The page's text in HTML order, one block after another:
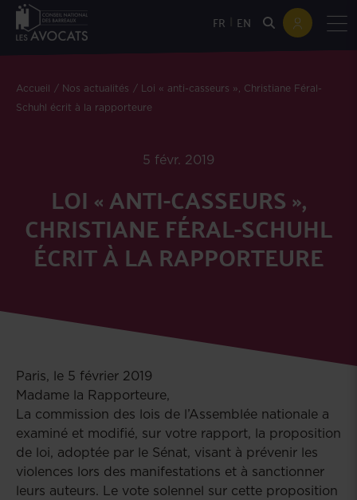
FR EN
Accueil Nos actualités
Loi « anti-casseurs », Christiane Féral-
Schuhl écrit à la rapporteure
5 févr. 2019
LOI « ANTI-CASSEURS »,
CHRISTIANE FÉRAL-SCHUHL
ÉCRIT À LA RAPPORTEURE
Paris, le 5 février 2019
Madame la Rapporteure,
La commission des lois de l’Assemblée nationale a
examiné et modifié, sur votre rapport, la proposition
de loi, adoptée par le Sénat, visant à prévenir les
violences lors des manifestations et à sanctionner
leurs auteurs. Le vote solennel sur cette proposition